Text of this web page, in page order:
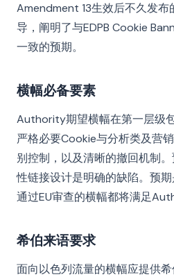
Amendment 13生效后不久发
导，阐明了与EDPB Cookie
一致的预期。
横幅必备要素
Authority期望横幅在第一层级
严格必要Cookie与分析类及营
别控制，以及清晰的撤回机制
性链接设计是明确的缺陷。预
通过EU审查的横幅都将满足
希伯来语要求
面向以色列流量的横幅应提供